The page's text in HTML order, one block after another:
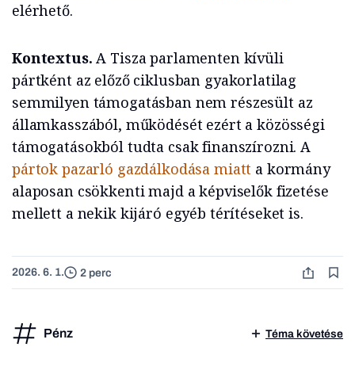
elérhető.
Kontextus.A Tisza parlamenten kívüli
pártként az előző ciklusban gyakorlatilag
semmilyen támogatásban nem részesült az
államkasszából, működését ezért a közösségi
támogatásokból tudta csak finanszírozni. A
pártok pazarló gazdálkodása miatt a kormány
alaposan csökkenti majd a képviselők fizetése
mellett a nekik kijáró egyéb térítéseket is.
2026. 6. 1. 2 perc
Pénz Téma követése